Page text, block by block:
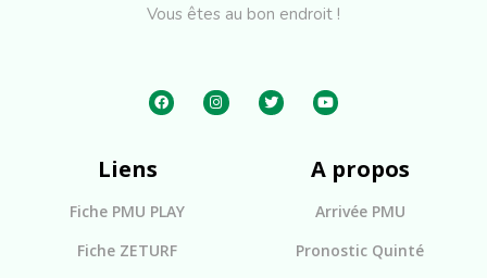
Vous êtes au bon endroit !
Liens
Fiche PMU PLAY
Fiche ZETURF
A propos
Arrivée PMU
Pronostic Quinté